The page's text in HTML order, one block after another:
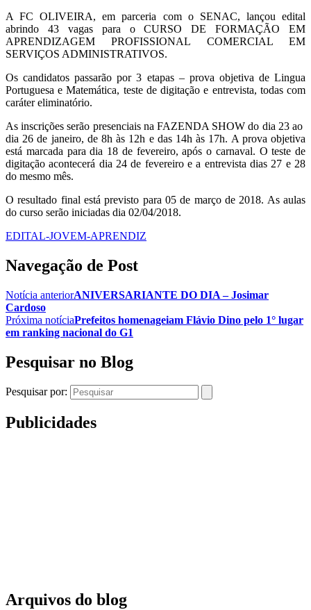
A FC OLIVEIRA, em parceria com o SENAC, lançou edital
abrindo 43 vagas para o CURSO DE FORMAÇÃO EM
APRENDIZAGEM PROFISSIONAL COMERCIAL EM
SERVIÇOS ADMINISTRATIVOS.
Os candidatos passarão por 3 etapas – prova objetiva de Lingua
Portuguesa e Matemática, teste de digitação e entrevista, todas com
caráter eliminatório.
As inscrições serão presenciais na FAZENDA SHOW do dia 23 ao
dia 26 de janeiro, de 8h às 12h e das 14h às 17h. A prova objetiva
está marcada para dia 18 de fevereiro, após o carnaval. O teste de
digitação acontecerá dia 24 de fevereiro e a entrevista dias 27 e 28
do mesmo mês.
O resultado final está previsto para 05 de março de 2018. As aulas
do curso serão iniciadas dia 02/04/2018.
EDITAL-JOVEM-APRENDIZ
Navegação de Post
Notícia anteriorANIVERSARIANTE DO DIA – Josimar
Cardoso
Próxima notíciaPrefeitos homenageiam Flávio Dino pelo 1° lugar
em ranking nacional do G1
Pesquisar no Blog
Pesquisar por:
Publicidades
Arquivos do blog